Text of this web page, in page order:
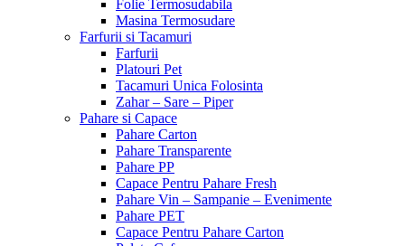
Folie Termosudabila
Masina Termosudare
Farfurii si Tacamuri
Farfurii
Platouri Pet
Tacamuri Unica Folosinta
Zahar – Sare – Piper
Pahare si Capace
Pahare Carton
Pahare Transparente
Pahare PP
Capace Pentru Pahare Fresh
Pahare Vin – Sampanie – Evenimente
Pahare PET
Capace Pentru Pahare Carton